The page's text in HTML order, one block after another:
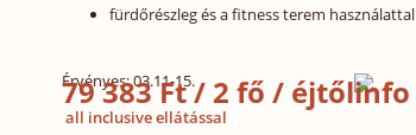
fürdőrészleg és a fitness terem használattal
Érvényes: 03.11-15.
79 383 Ft / 2 fő / éjtől
all inclusive ellátással